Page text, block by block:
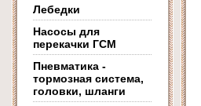
Лебедки
Насосы для
перекачки ГСМ
Пневматика -
тормозная система,
головки, шланги